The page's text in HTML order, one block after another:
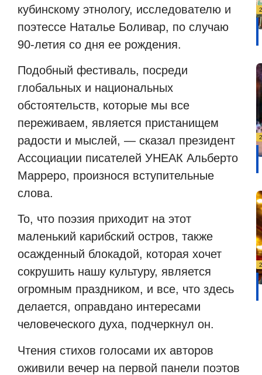
кубинскому этнологу, исследователю и
поэтессе Наталье Боливар, по случаю
90-летия со дня ее рождения.
Подобный фестиваль, посреди
глобальных и национальных
обстоятельств, которые мы все
переживаем, является пристанищем
радости и мыслей, — сказал президент
Ассоциации писателей УНЕАК Альберто
Марреро, произнося вступительные
слова.
То, что поэзия приходит на этот
маленький карибский остров, также
осажденный блокадой, которая хочет
сокрушить нашу культуру, является
огромным праздником, и все, что здесь
делается, оправдано интересами
человеческого духа, подчеркнул он.
Чтения стихов голосами их авторов
оживили вечер на первой панели поэтов